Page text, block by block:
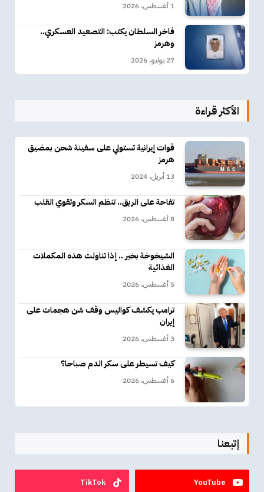
1 أغسطس، 2026
فاخر السلطان يكتب: التصعيد العسكري..
وهرمز
27 يوليو، 2026
الأكثر قراءة
قوات إيرانية تستولي على سفينة شحن بمضيق
هرمز
13 أبريل، 2024
تفاحة على الريق.. تنظم السكر وتقوي القلب
8 أغسطس، 2026
الشيخوخة بخير .. إذا تناولت هذه المكملات
الغذائية
5 أغسطس، 2026
ترامب يكشف كواليس وقف شن هجمات على
إيران
3 أغسطس، 2026
كيف تسيطر على سكر الدم صباحا؟
6 أغسطس، 2026
إتبعنا
YouTube
TikTok